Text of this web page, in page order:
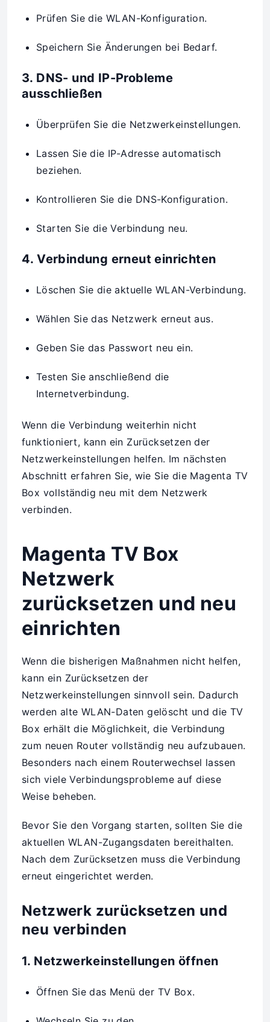
Prüfen Sie die WLAN-Konfiguration.
Speichern Sie Änderungen bei Bedarf.
3. DNS- und IP-Probleme
ausschließen
Überprüfen Sie die Netzwerkeinstellungen.
Lassen Sie die IP-Adresse automatisch
beziehen.
Kontrollieren Sie die DNS-Konfiguration.
Starten Sie die Verbindung neu.
4. Verbindung erneut einrichten
Löschen Sie die aktuelle WLAN-Verbindung.
Wählen Sie das Netzwerk erneut aus.
Geben Sie das Passwort neu ein.
Testen Sie anschließend die
Internetverbindung.
Wenn die Verbindung weiterhin nicht
funktioniert, kann ein Zurücksetzen der
Netzwerkeinstellungen helfen. Im nächsten
Abschnitt erfahren Sie, wie Sie die Magenta TV
Box vollständig neu mit dem Netzwerk
verbinden.
Magenta TV Box
Netzwerk
zurücksetzen und neu
einrichten
Wenn die bisherigen Maßnahmen nicht helfen,
kann ein Zurücksetzen der
Netzwerkeinstellungen sinnvoll sein. Dadurch
werden alte WLAN-Daten gelöscht und die TV
Box erhält die Möglichkeit, die Verbindung
zum neuen Router vollständig neu aufzubauen.
Besonders nach einem Routerwechsel lassen
sich viele Verbindungsprobleme auf diese
Weise beheben.
Bevor Sie den Vorgang starten, sollten Sie die
aktuellen WLAN-Zugangsdaten bereithalten.
Nach dem Zurücksetzen muss die Verbindung
erneut eingerichtet werden.
Netzwerk zurücksetzen und
neu verbinden
1. Netzwerkeinstellungen öffnen
Öffnen Sie das Menü der TV Box.